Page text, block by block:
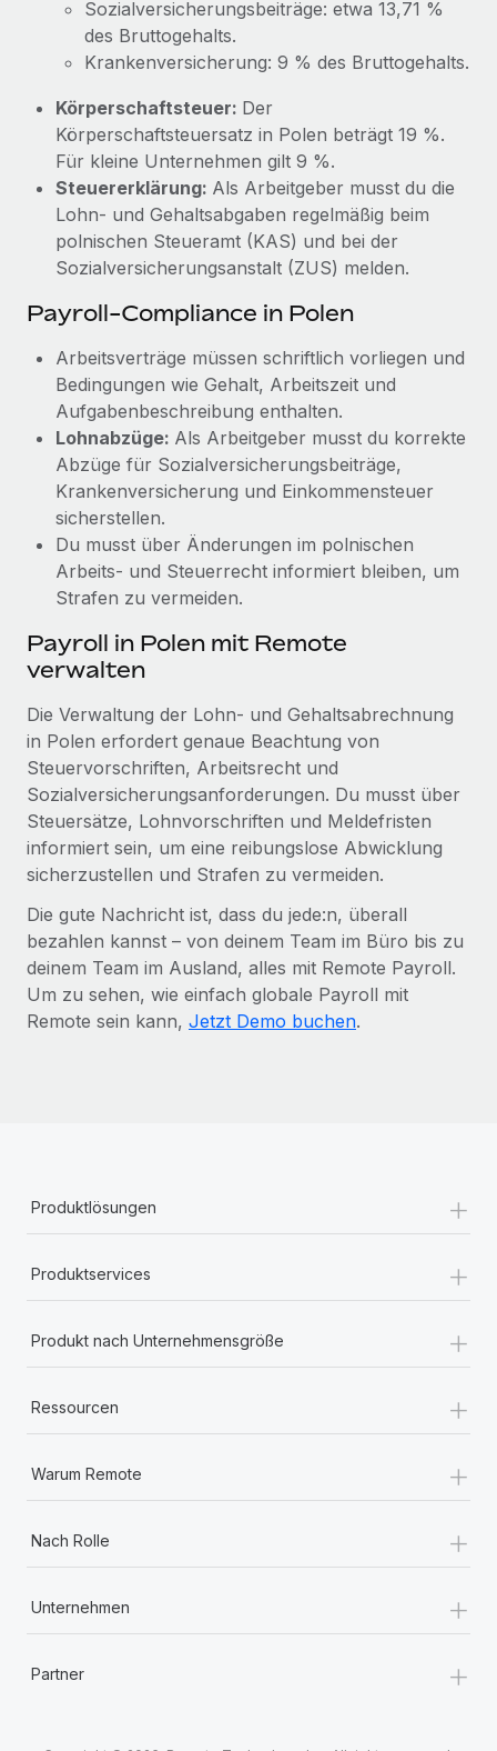
Sozialversicherungsbeiträge: etwa 13,71 %
des Bruttogehalts.
Krankenversicherung: 9 % des Bruttogehalts.
Körperschaftsteuer: Der
Körperschaftsteuersatz in Polen beträgt 19 %.
Für kleine Unternehmen gilt 9 %.
Steuererklärung: Als Arbeitgeber musst du die
Lohn- und Gehaltsabgaben regelmäßig beim
polnischen Steueramt (KAS) und bei der
Sozialversicherungsanstalt (ZUS) melden.
Payroll-Compliance in Polen
Arbeitsverträge müssen schriftlich vorliegen und
Bedingungen wie Gehalt, Arbeitszeit und
Aufgabenbeschreibung enthalten.
Lohnabzüge: Als Arbeitgeber musst du korrekte
Abzüge für Sozialversicherungsbeiträge,
Krankenversicherung und Einkommensteuer
sicherstellen.
Du musst über Änderungen im polnischen
Arbeits- und Steuerrecht informiert bleiben, um
Strafen zu vermeiden.
Payroll in Polen mit Remote
verwalten
Die Verwaltung der Lohn- und Gehaltsabrechnung
in Polen erfordert genaue Beachtung von
Steuervorschriften, Arbeitsrecht und
Sozialversicherungsanforderungen. Du musst über
Steuersätze, Lohnvorschriften und Meldefristen
informiert sein, um eine reibungslose Abwicklung
sicherzustellen und Strafen zu vermeiden.
Die gute Nachricht ist, dass du jede:n, überall
bezahlen kannst – von deinem Team im Büro bis zu
deinem Team im Ausland, alles mit Remote Payroll.
Um zu sehen, wie einfach globale Payroll mit
Remote sein kann, Jetzt Demo buchen.
Produktlösungen +
Produktservices +
Produkt nach Unternehmensgröße +
Ressourcen +
Warum Remote +
Nach Rolle +
Unternehmen +
Partner +